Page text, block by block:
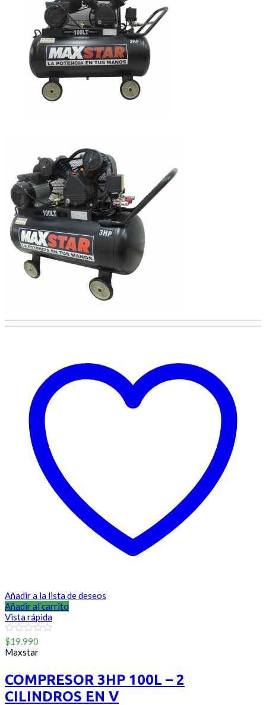
Añadir a la lista de deseos
Añadir al carrito
Vista rápida
0
out
of
$19.990
Maxstar
COMPRESOR 3HP 100L – 2
CILINDROS EN V